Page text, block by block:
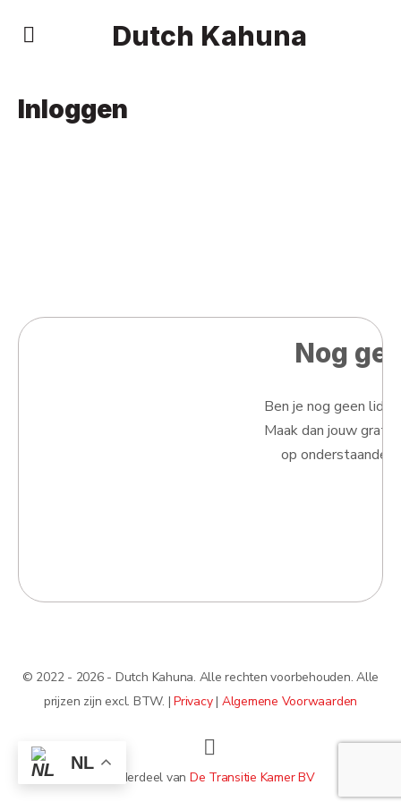
Dutch Kahuna
Inloggen
Nog
Ben je nog geen lid
Maak dan jouw
op onderstaande
© 2022 - 2026 - Dutch Kahuna. Alle rechten voorbehouden. Alle
prijzen zijn excl. BTW. |Privacy| Algemene Voorwaarden
Onderdeel van De Transitie Kamer BV
NL